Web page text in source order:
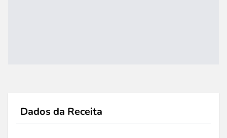
Dados da Receita